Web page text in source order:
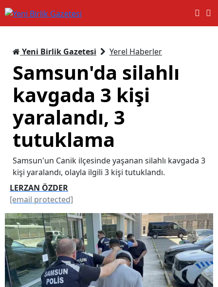
Yeni Birlik Gazetesi Yerel Haberler
Samsun'da silahlı
kavgada 3 kişi
yaralandı, 3
tutuklama
Samsun'un Canik ilçesinde yaşanan silahlı kavgada 3
kişi yaralandı, olayla ilgili 3 kişi tutuklandı.
LERZAN ÖZDER
[email protected]